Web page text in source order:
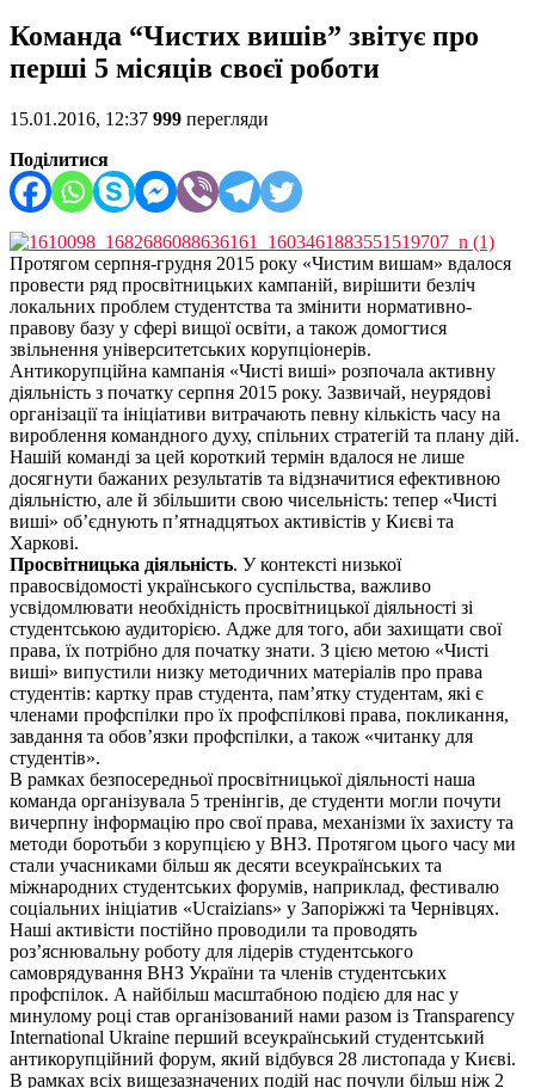
Команда “Чистих вишів” звітує про
перші 5 місяців своєї роботи
15.01.2016, 12:37 999 перегляди
Поділитися
Протягом серпня-грудня 2015 року «Чистим вишам» вдалося
провести ряд просвітницьких кампаній, вирішити безліч
локальних проблем студентства та змінити нормативно-
правову базу у сфері вищої освіти, а також домогтися
звільнення університетських корупціонерів.
Антикорупційна кампанія «Чисті виші» розпочала активну
діяльність з початку серпня 2015 року. Зазвичай, неурядові
організації та ініціативи витрачають певну кількість часу на
вироблення командного духу, спільних стратегій та плану дій.
Нашій команді за цей короткий термін вдалося не лише
досягнути бажаних результатів та відзначитися ефективною
діяльністю, але й збільшити свою чисельність: тепер «Чисті
виші» об’єднують п’ятнадцятьох активістів у Києві та
Харкові.
Просвітницька діяльність. У контексті низької
правосвідомості українського суспільства, важливо
усвідомлювати необхідність просвітницької діяльності зі
студентською аудиторією. Адже для того, аби захищати свої
права, їх потрібно для початку знати. З цією метою «Чисті
виші» випустили низку методичних матеріалів про права
студентів: картку прав студента, пам’ятку студентам, які є
членами профспілки про їх профспілкові права, покликання,
завдання та обов’язки профспілки, а також «читанку для
студентів».
В рамках безпосередньої просвітницької діяльності наша
команда організувала 5 тренінгів, де студенти могли почути
вичерпну інформацію про свої права, механізми їх захисту та
методи боротьби з корупцією у ВНЗ. Протягом цього часу ми
стали учасниками більш як десяти всеукраїнських та
міжнародних студентських форумів, наприклад, фестивалю
соціальних ініціатив «Ucraizians» у Запоріжжі та Чернівцях.
Наші активісти постійно проводили та проводять
роз’яснювальну роботу для лідерів студентського
самоврядування ВНЗ України та членів студентських
профспілок. А найбільш масштабною подією для нас у
минулому році став організований нами разом із Transparency
International Ukraine перший всеукраїнський студентський
антикорупційний форум, який відбувся 28 листопада у Києві.
В рамках всіх вищезазначених подій нас почули більш ніж 2